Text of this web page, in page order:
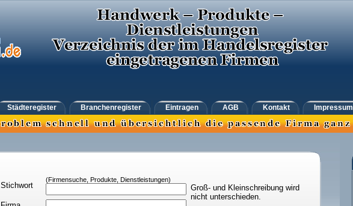
Städteregister Branchenregister Eintragen AGB Kontakt Impressum
Stichwort
(Firmensuche, Produkte, Dienstleistungen)
Groß- und Kleinschreibung wird
nicht unterschieden.